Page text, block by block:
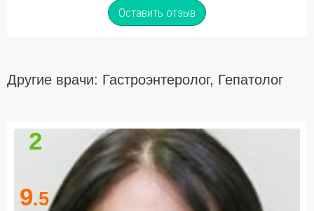
Оставить отзыв
Другие врачи: Гастроэнтеролог, Гепатолог
2
9.5